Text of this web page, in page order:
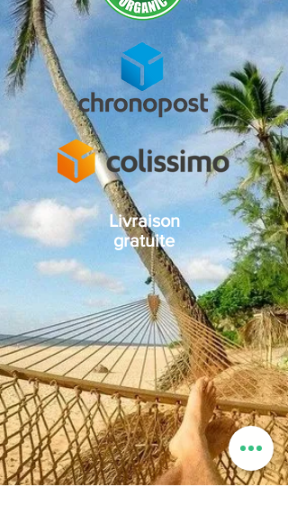
société spécialisée dans la recherche, le
developpement et la fabrication/production
de produits de haute qualité à base de
chanvre.
Avec un large choix de produits variés pour
vos besoins, Annabis s'engage a limiter sa
consomation d'energie, de matières
premières, et proposer des produits naturels
et vegan ainsi que de réduire sa quantité de
Chanvre, Cetearyl Glucoside, Sorbitan
Olivate, Huile d’écorce d’Amyris, Huile
essentielle de lavande, Huile de zeste
d’orange douce, Benzoate de sodium (sel de
sodium l’acide benzoïque), Sorbate de
potassium, Acide citrique, Linalol, Limonène
Livraison
gratuite